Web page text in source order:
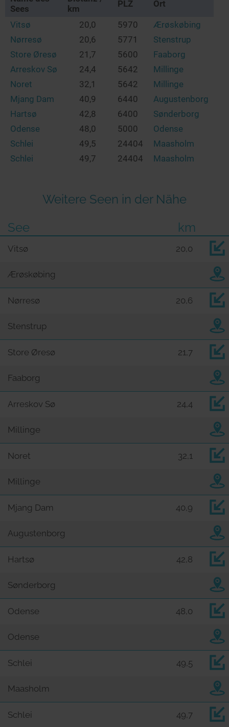
Sees
km
PLZ Ort
Vitsø 20,0 5970
Ærøskøbing
Nørresø
20,6 5771
Stenstrup
Store Øresø
21,7 5600
Faaborg
Arreskov Sø
24,4 5642
Millinge
Noret
32,1 5642
Millinge
Mjang Dam
40,9 6440
Augustenborg
Hartsø
42,8 6400
Sønderborg
Odense
48,0 5000
Odense
Schlei
49,5 24404
Maasholm
Schlei
49,7 24404 Maasholm
Weitere Seen in der Nähe
See
km
Vitsø 20,0
Ærøskøbing
Nørresø 20,6
Stenstrup
Store Øresø 21,7
Faaborg
Arreskov Sø 24,4
Millinge
Noret 32,1
Millinge
Mjang Dam 40,9
Augustenborg
Hartsø 42,8
Sønderborg
Odense 48,0
Odense
Schlei 49,5
Maasholm
Schlei 49,7